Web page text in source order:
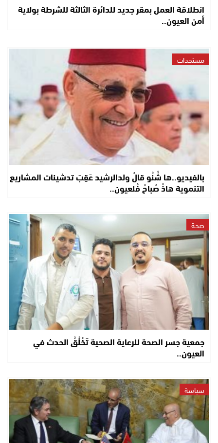
انطلاقة العمل بمقر جديد للدائرة الثالثة للشرطة بولاية
أمن العيون..
مستجدات
بالفيديو..ها شْنُو قالْ ولدالرشيد عَقِبَ تدشينات المشاريع
التنموية هاذْ صْبَاحْ فْلعيون..
صحة
جمعية جسر الصحة للرعاية الصحية تَخْلُقُ الحدث في
العيون..
سياسة